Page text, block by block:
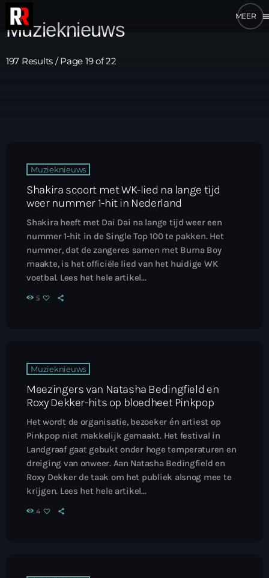
Muzieknieuws
197 Results / Page 19 of 22
Muzieknieuws
Shakira scoort met WK-lied na lange tijd
weer nummer 1-hit in Nederland
Shakira heeft met Dai Dai na lange tijd weer een
nummer 1-hit in de Single Top 100 te pakken. Het
nummer, dat de zangeres samen met Burna Boy
maakte, is het officiële lied van het huidige WK
voetbal. Lees het hele artikel...
5
Muzieknieuws
Meezingers van Natasha Bedingfield en
Roxy Dekker-hits op bloedheet Pinkpop
Het wordt de organisatie, bezoeker én artiest op
Pinkpop niet makkelijk gemaakt. Het festival in
Landgraaf gaat gebukt onder hoge temperaturen en
dreiging van onweer. Aan Natasha Bedingfield en
Roxy Dekker de taak om het publiek alsnog mee te
krijgen. Lees het hele artikel...
4